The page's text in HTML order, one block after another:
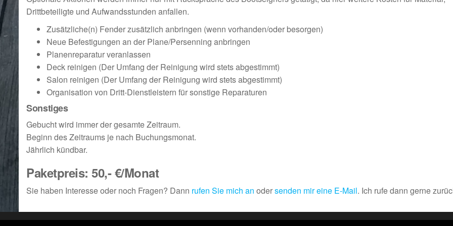
Drittbeteiligte und Aufwandsstunden anfallen.
Zusätzliche(n) Fender zusätzlich anbringen (wenn vorhanden/oder besorgen)
Neue Befestigungen an der Plane/Persenning anbringen
Planenreparatur veranlassen
Deck reinigen (Der Umfang der Reinigung wird stets abgestimmt)
Salon reinigen (Der Umfang der Reinigung wird stets abgestimmt)
Organisation von Dritt-Dienstleistern für sonstige Reparaturen
Sonstiges
Gebucht wird immer der gesamte Zeitraum.
Beginn des Zeitraums je nach Buchungsmonat.
Jährlich kündbar.
Paketpreis: 50,- €/Monat
Sie haben Interesse oder noch Fragen? Dann rufen Sie mich an odersenden mir eine E-Mail. Ich rufe dann gerne